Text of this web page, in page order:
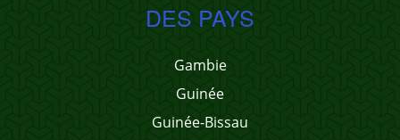
DES PAYS
Gambie
Guinée
Guinée-Bissau